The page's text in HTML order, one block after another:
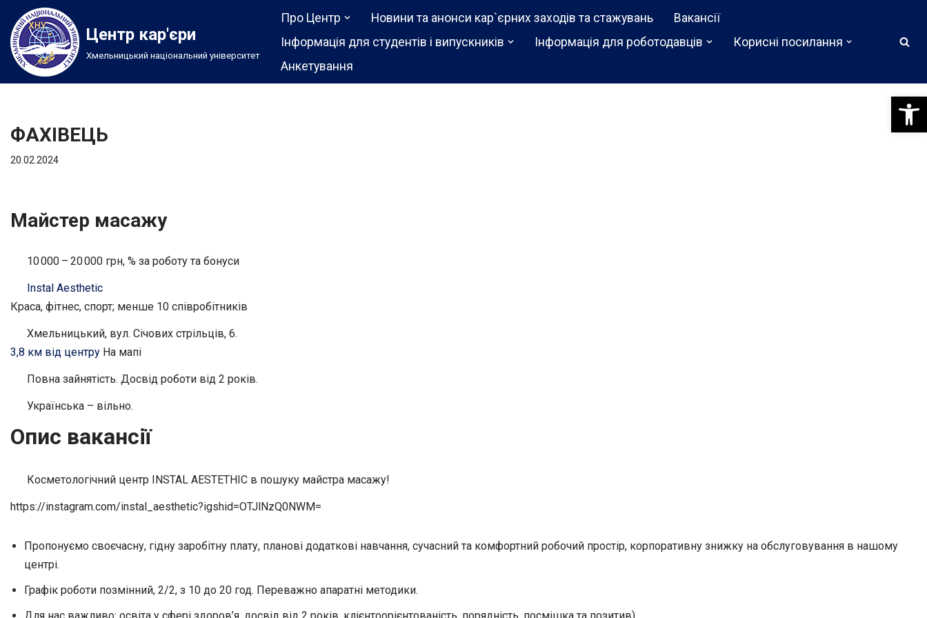
Перейти
до
вмісту
Центр кар'єри
Хмельницький національний університет
Про Центр Новини та анонси кар`єрних заходів та стажувань
Вакансії
Інформація для студентів і випускників
Інформація для роботодавців
Корисні посилання
Анкетування
ФАХІВЕЦЬ
20.02.2024
Майстер масажу
10 000 – 20 000 грн, % за роботу та бонуси
Instal Aesthetic
Краса, фітнес, спорт; менше 10 співробітників
Хмельницький, вул. Січових стрільців, 6.
3,8 км від центру На мапі
Повна зайнятість. Досвід роботи від 2 років.
Українська – вільно.
Опис вакансії
Косметологічний центр INSTAL AESTETHIC в пошуку майстра масажу!
https://instagram.com/instal_aesthetic?igshid=OTJlNzQ0NWM=
Пропонуємо своєчасну, гідну заробітну плату, планові додаткові навчання, сучасний та комфортний робочий простір, корпоративну знижку на обслуговування в нашому
центрі.
Графік роботи позмінний, 2/2, з 10 до 20 год. Переважно апаратні методики.